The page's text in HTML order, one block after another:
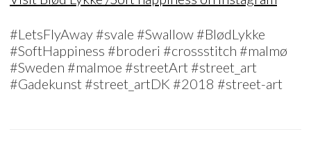
#LetsFlyAway #svale #Swallow #BlødLykke
#SoftHappiness #broderi #crossstitch #malmø
#Sweden #malmoe #streetArt #street_art
#Gadekunst #street_artDK #2018 #street-art